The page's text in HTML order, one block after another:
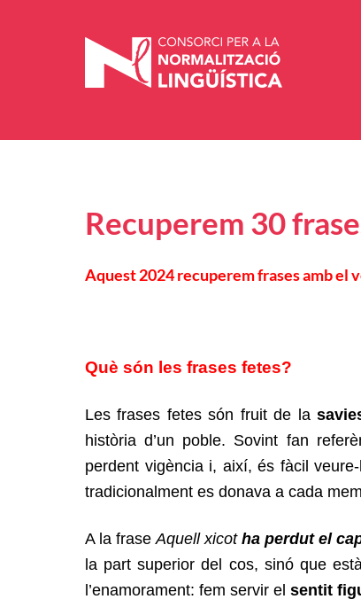
Recuperem 30
Aquest 2024 recuperem frases amb el
Què són les frases fetes?
Les frases fetes són fruit de la
història d’un poble. Sovint fan
perdent vigència i, així, és fàcil
tradicionalment es donava a cada
A la fraseAquell xicotha perdut el
la part superior del cos, sinó que
l’enamorament: fem servir el sentit